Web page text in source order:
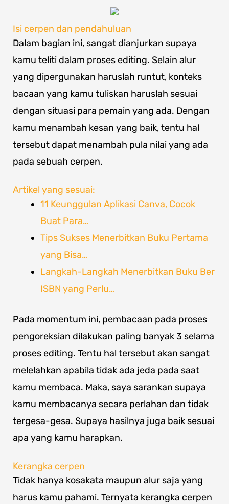
Isi cerpen dan pendahuluan
Dalam bagian ini, sangat dianjurkan supaya
kamu teliti dalam proses editing. Selain alur
yang dipergunakan haruslah runtut, konteks
bacaan yang kamu tuliskan haruslah sesuai
dengan situasi para pemain yang ada. Dengan
kamu menambah kesan yang baik, tentu hal
tersebut dapat menambah pula nilai yang ada
pada sebuah cerpen.
Artikel yang sesuai:
11 Keunggulan Aplikasi Canva, Cocok
Buat Para…
Tips Sukses Menerbitkan Buku Pertama
yang Bisa…
Langkah-Langkah Menerbitkan Buku Ber
ISBN yang Perlu…
Pada momentum ini, pembacaan pada proses
pengoreksian dilakukan paling banyak 3 selama
proses editing. Tentu hal tersebut akan sangat
melelahkan apabila tidak ada jeda pada saat
kamu membaca. Maka, saya sarankan supaya
kamu membacanya secara perlahan dan tidak
tergesa-gesa. Supaya hasilnya juga baik sesuai
apa yang kamu harapkan.
Kerangka cerpen
Tidak hanya kosakata maupun alur saja yang
harus kamu pahami. Ternyata kerangka cerpen